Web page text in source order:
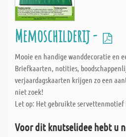
Memoschilderij -
Mooie en handige wanddecoratie en
Briefkaarten, notities,
verjaardagskaarten krijgen zo een
niet zoek!
Let op: Het gebruikte
Voor dit knutselidee hebt u